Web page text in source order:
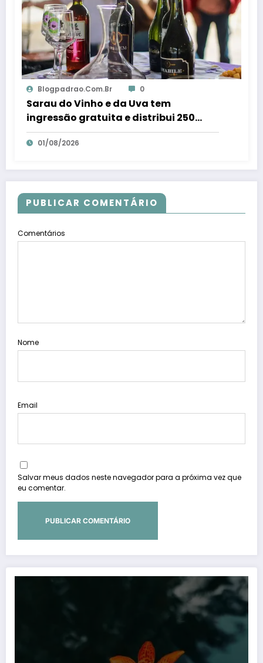
Blogpadrao.com.br 0
Sarau do Vinho e da Uva tem
ingressão gratuita e distribui 250
litros de suco em Santa Teresa – Em
Dia ES
01/08/2026
PUBLICAR COMENTÁRIO
Comentários
Nome
Email
Salvar meus dados neste navegador para a próxima vez que
eu comentar.